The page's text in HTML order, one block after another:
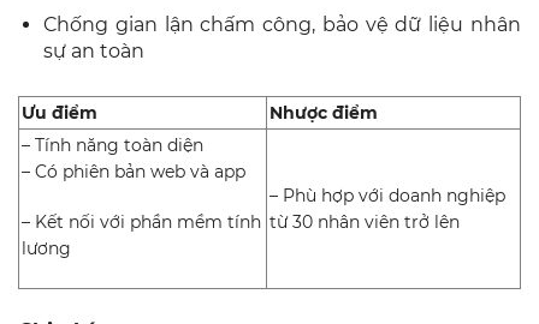
Chống gian lận chấm công, bảo vệ dữ liệu nhân
sự an toàn
Ưu điểm
Nhược điểm
– Tính năng toàn diện
– Có phiên bản web và app
– Kết nối với phần mềm tính
lương
– Phù hợp với doanh nghiệp
từ 30 nhân viên trở lên